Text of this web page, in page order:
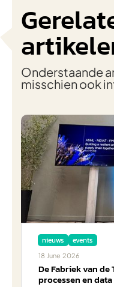
Onderstaande
misschien ook
nieuws events
18 June 2026
De Fabriek van
processen en data